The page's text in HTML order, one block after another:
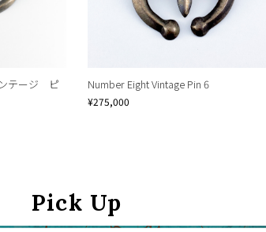
テージ ピ
Number Eight Vintage Pin 6
¥275,000
Pick Up